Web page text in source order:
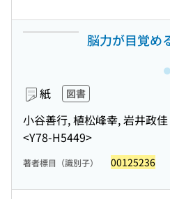
脳力が目覚め
紙 図書
小谷善行, 植松峰幸, 岩井政
<Y78-H5449>
著者標目（識別子） 00125236